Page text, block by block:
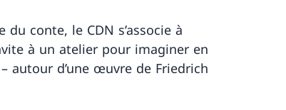
du conte, le CDN s’associe à
à un atelier pour imaginer en
autour d’une œuvre de Friedrich